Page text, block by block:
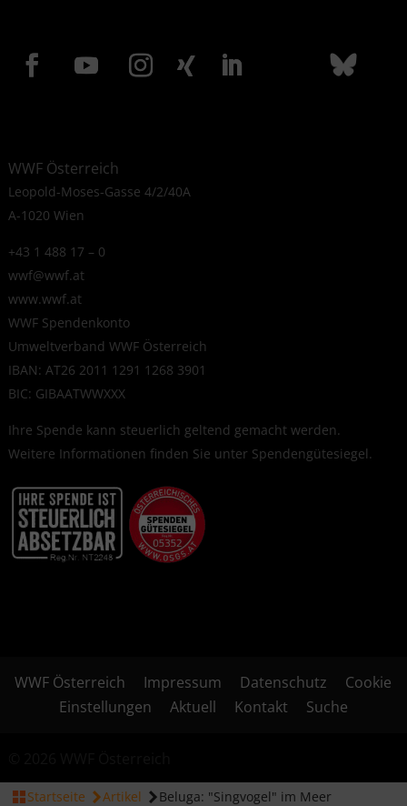
WWF Österreich
Leopold-Moses-Gasse 4/2/40A
A-1020 Wien
+43 1 488 17 – 0
wwf@wwf.at
www.wwf.at
WWF Spendenkonto
Umweltverband WWF Österreich
IBAN: AT26 2011 1291 1268 3901
BIC: GIBAATWWXXX
Ihre Spende kann steuerlich geltend gemacht werden.
Weitere Informationen finden Sie unter Spendengütesiegel.
WWF Österreich Impressum Datenschutz
Cookie
Einstellungen
Aktuell Kontakt Suche
Startseite Artikel Beluga: "Singvogel" im Meer